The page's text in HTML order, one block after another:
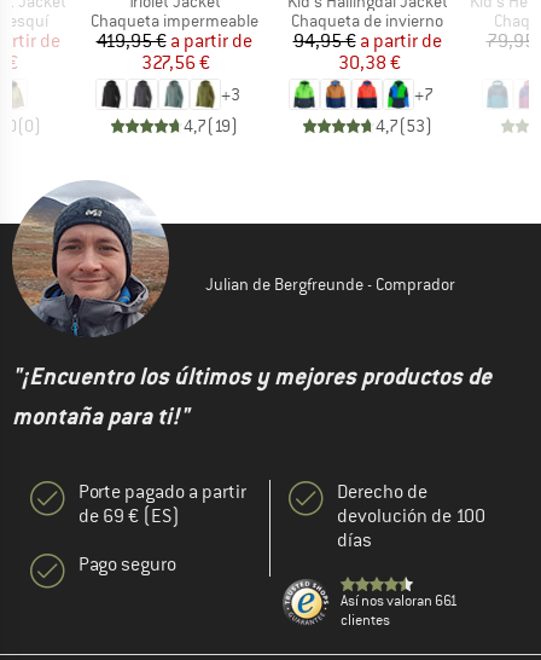
esquí
reducido
de
€
(0)
Product group
Chaqueta impermeable
Precio
419,95 € Precio reducido
a partir de
327,56 €
+3
4,7(19)
Product group
Chaqueta de invierno
Precio
94,95 € Precio reducido
a partir de
30,38 €
+7
4,7(53)
79,95
Julian de Bergfreunde - Comprador
"¡Encuentro los últimos y mejores productos de
montaña para ti!"
Porte pagado a partir
de 69 € (ES)
Pago seguro
Derecho de
devolución de 100
días
Así nos valoran 661
clientes